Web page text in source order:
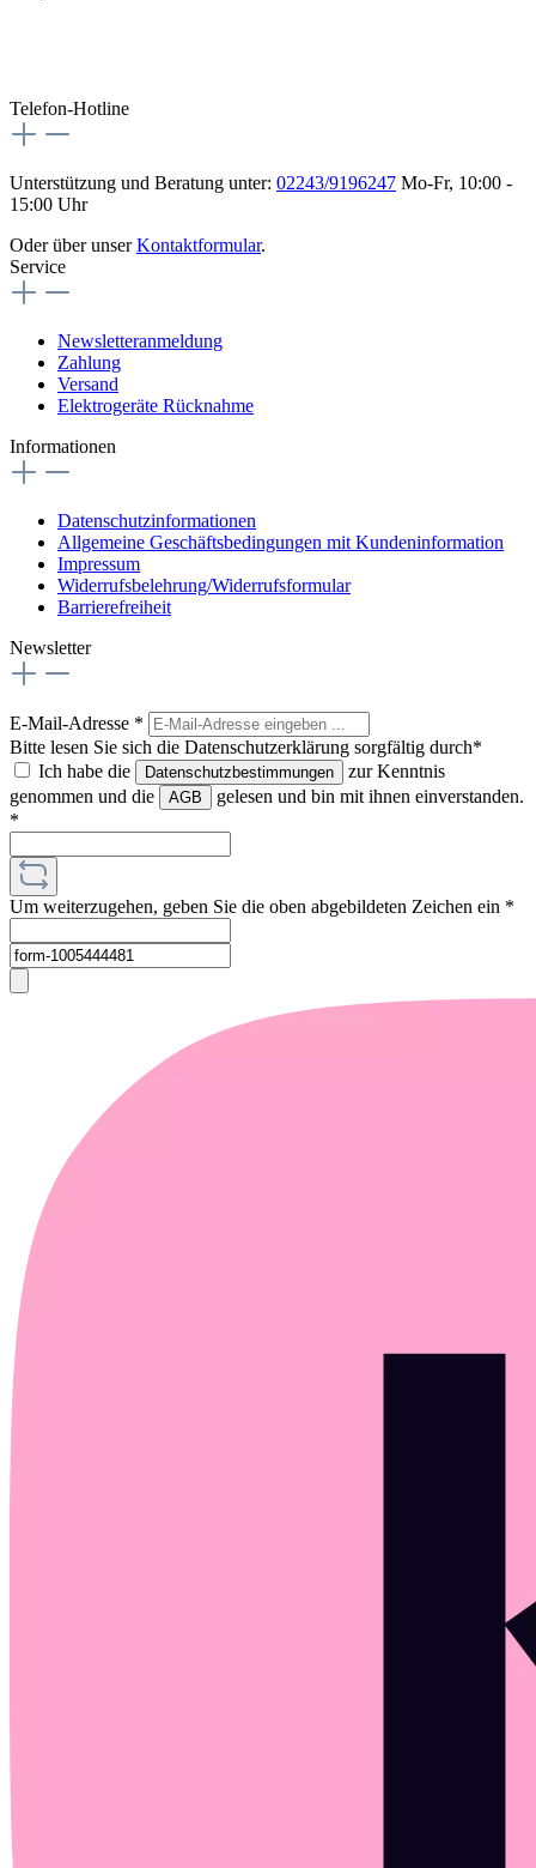
Telefon-Hotline
Unterstützung und Beratung unter: 02243/9196247 Mo-Fr, 10:00 -
15:00 Uhr
Oder über unserKontaktformular.
Service
Newsletteranmeldung
Zahlung
Versand
Elektrogeräte Rücknahme
Informationen
Datenschutzinformationen
Allgemeine Geschäftsbedingungen mit Kundeninformation
Impressum
Widerrufsbelehrung/Widerrufsformular
Barrierefreiheit
Newsletter
E-Mail-Adresse *
Bitte lesen Sie sich die Datenschutzerklärung sorgfältig durch*
Ich habe die
Datenschutzbestimmungen
zur Kenntnis
genommen und die
AGB
gelesen und bin mit ihnen einverstanden.
*
Um weiterzugehen, geben Sie die oben abgebildeten Zeichen ein *